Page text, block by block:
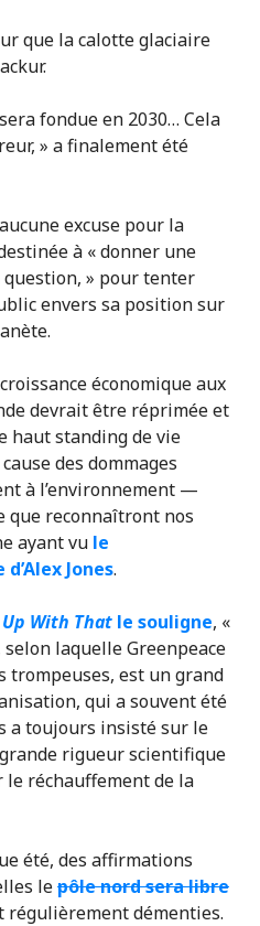
que la calotte glaciaire
fondue en 2030… Cela
» a finalement été
excuse pour la
à « donner une
» pour tenter
envers sa position sur
économique aux
devrait être réprimée et
haut standing de vie
des dommages
à l’environnement —
que reconnaîtront nos
ayant vu le
Jones.
With That le souligne, «
laquelle Greenpeace
est un grand
qui a souvent été
a toujours insisté sur le
rigueur scientifique
le réchauffement de la
été, des affirmations
lepôle nord sera libre
régulièrement démenties.